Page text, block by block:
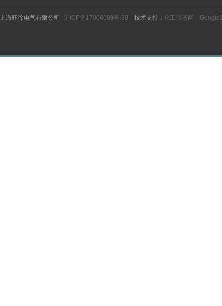
上海旺徐电气有限公司 沪ICP备17006008号-39 技术支持： 化工仪器网